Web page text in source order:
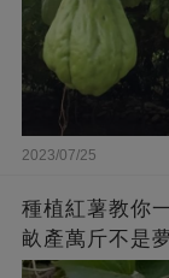
2023/07/25
種植紅薯教你
畝產萬斤不是